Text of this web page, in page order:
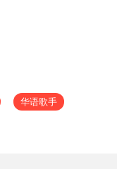
华语歌手